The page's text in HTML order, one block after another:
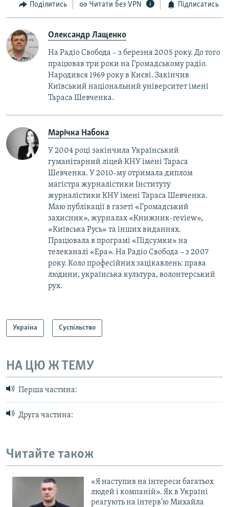
Поділитись Читати без VPN Підписатись
Олександр Лащенко
На Радіо Свобода – з березня 2005 року. До того
працював три роки на Громадському радіо.
Народився 1969 року в Києві. Закінчив
Київський національний університет імені
Тараса Шевченка.
Марічка Набока
У 2004 році закінчила Український
гуманітарний ліцей КНУ імені Тараса
Шевченка. У 2010-му отримала диплом
магістра журналістики Інституту
журналістики КНУ імені Тараса Шевченка.
Маю публікації в газеті «Громадський
захисник», журналах «Книжник-review»,
«Київська Русь» та інших виданнях.
Працювала в програмі «Підсумки» на
телеканалі «Ера». На Радіо Свобода – з 2007
року. Коло професійних зацікавлень: права
людини, українська культура, волонтерський
рух.
Україна Суспільство
НА ЦЮ Ж ТЕМУ
Перша частина:
Друга частина:
Читайте також
«Я наступив на інтереси багатьох
людей і компаній». Як в Україні
реагують на інтерв’ю Михайла